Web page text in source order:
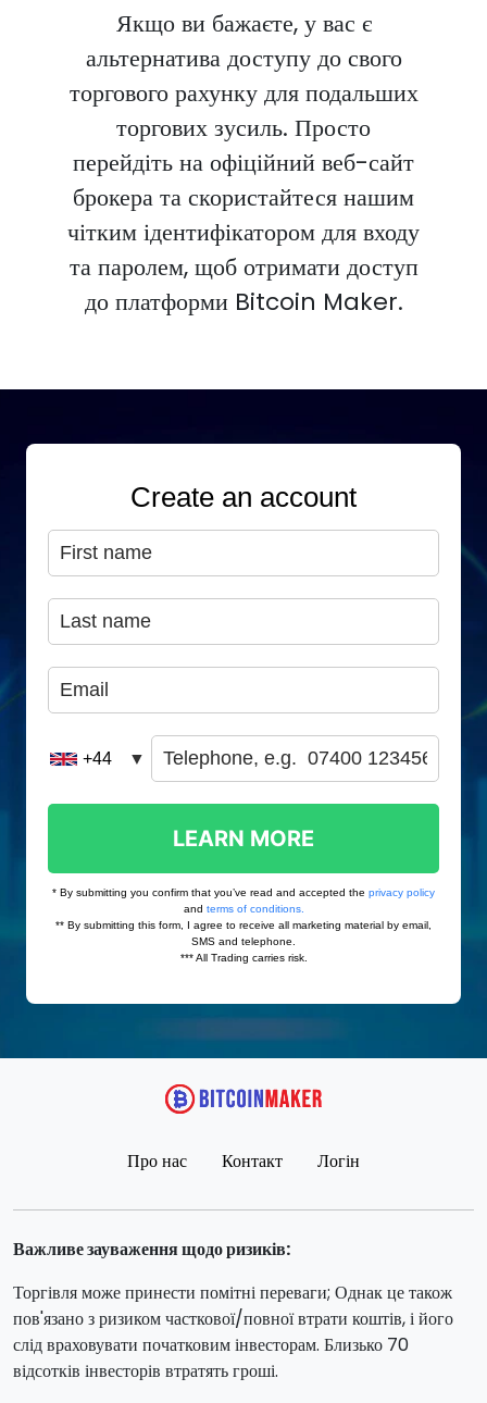
Якщо ви бажаєте, у вас є
альтернатива доступу до свого
торгового рахунку для подальших
торгових зусиль. Просто
перейдіть на офіційний веб-сайт
брокера та скористайтеся нашим
чітким ідентифікатором для входу
та паролем, щоб отримати доступ
до платформи Bitcoin Maker.
Про нас Контакт Логін
Важливе зауваження щодо ризиків:
Торгівля може принести помітні переваги; Однак це також
пов'язано з ризиком часткової/повної втрати коштів, і його
слід враховувати початковим інвесторам. Близько 70
відсотків інвесторів втратять гроші.